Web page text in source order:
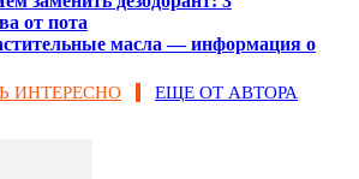
от пота
масла — информация о
ИНТЕРЕСНО ЕЩЕ ОТ АВТОРА